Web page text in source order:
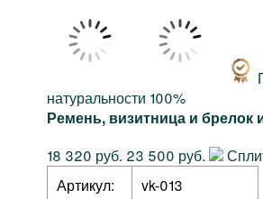
натуральности 100%
Ремень, визитница и брелок
18 320 руб. 23 500 руб.
Артикул:
vk-013